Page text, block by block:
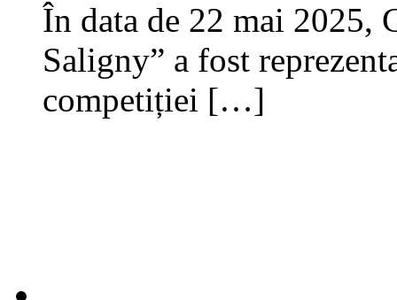
În data de 22 mai 2025,
Saligny” a fost
competiției […]